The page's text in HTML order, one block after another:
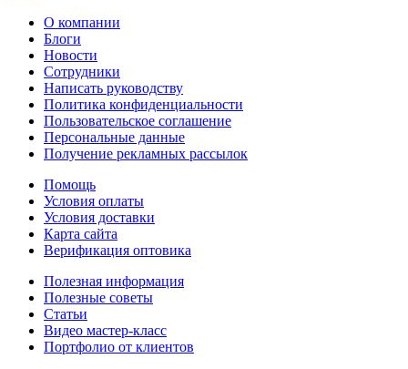
О компании
Блоги
Новости
Сотрудники
Написать руководству
Политика конфиденциальности
Пользовательское соглашение
Персональные данные
Получение рекламных рассылок
Помощь
Условия оплаты
Условия доставки
Карта сайта
Верификация оптовика
Полезная информация
Полезные советы
Статьи
Видео мастер-класс
Портфолио от клиентов